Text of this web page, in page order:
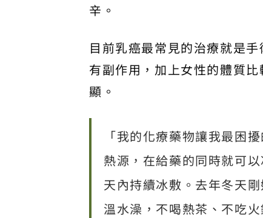
辛。
目前乳癌最常見的治療就是
有副作用，加上女性的體質
顯。
「我的化療藥物讓我最困
熱源，在給藥的同時就可
天內持續冰敷。去年冬天
溫水澡，不喝熱茶、不吃